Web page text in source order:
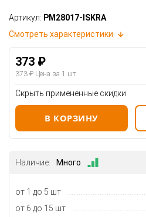
Артикул: PM28017-ISKRA
Смотреть характеристики
373 ₽
373 ₽ Цена за 1 шт
Скрыть применённые скидки
В КОРЗИНУ
Наличие: Много
от 1 до 5 шт
от 6 до 15 шт